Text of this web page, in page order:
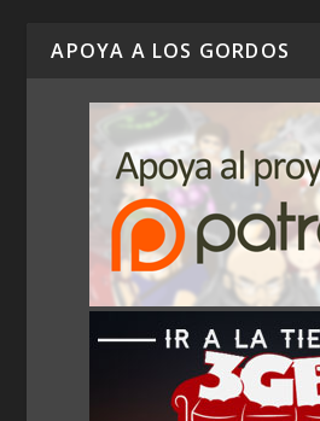
APOYA A LOS GORDOS